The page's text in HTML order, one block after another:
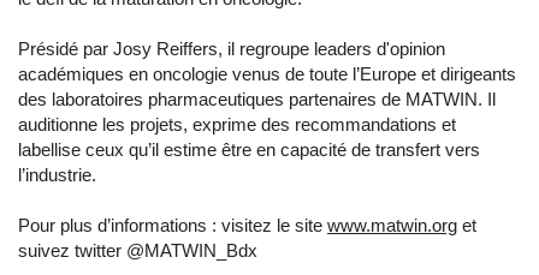
Présidé par Josy Reiffers, il regroupe leaders d'opinion
académiques en oncologie venus de toute l’Europe et dirigeants
des laboratoires pharmaceutiques partenaires de MATWIN. Il
auditionne les projets, exprime des recommandations et
labellise ceux qu’il estime être en capacité de transfert vers
l’industrie.
Pour plus d’informations : visitez le site www.matwin.org et
suivez twitter @MATWIN_Bdx